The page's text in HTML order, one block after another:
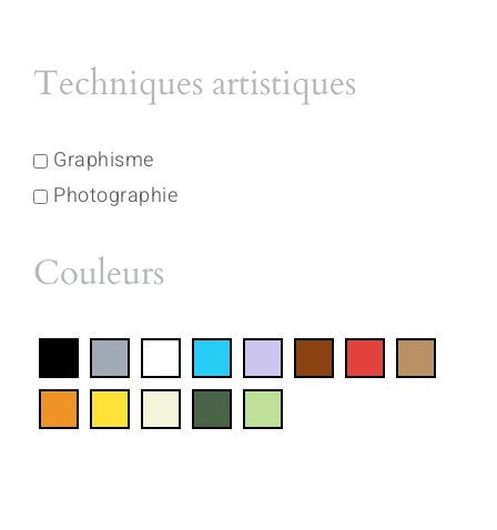
Techniques artistiques
Graphisme
Photographie
Couleurs